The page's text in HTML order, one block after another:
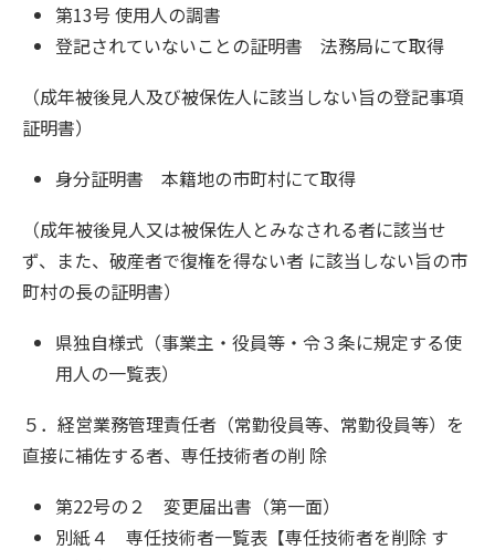
第13号 使用人の調書
登記されていないことの証明書 法務局にて取得
（成年被後見人及び被保佐人に該当しない旨の登記事項
証明書）
身分証明書 本籍地の市町村にて取得
（成年被後見人又は被保佐人とみなされる者に該当せ
ず、また、破産者で復権を得ない者 に該当しない旨の市
町村の長の証明書）
県独自様式（事業主・役員等・令３条に規定する使
用人の一覧表）
５．経営業務管理責任者（常勤役員等、常勤役員等）を
直接に補佐する者、専任技術者の削 除
第22号の２ 変更届出書（第一面）
別紙４ 専任技術者一覧表【専任技術者を削除 す